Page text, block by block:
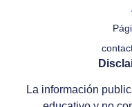
La información